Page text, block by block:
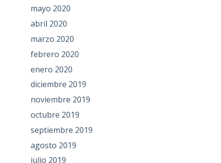
mayo 2020
abril 2020
marzo 2020
febrero 2020
enero 2020
diciembre 2019
noviembre 2019
octubre 2019
septiembre 2019
agosto 2019
julio 2019